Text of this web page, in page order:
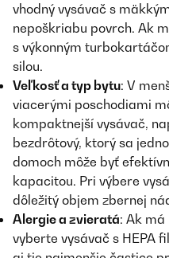
vhodný vysávač s
nepoškriabu povrch. Ak
s výkonným
silou.
Veľkosť a typ bytu: V
viacerými poschodiami
kompaktnejší vysávač,
bezdrôtový, ktorý sa
domoch môže byť
kapacitou. Pri výbere
dôležitý objem zbernej
Alergie a zvieratá: Ak
vyberte vysávač s HEPA